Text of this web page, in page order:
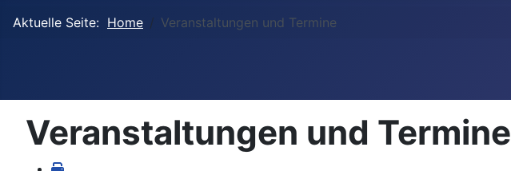
Aktuelle Seite: Home Veranstaltungen und Termine
Veranstaltungen und Termine